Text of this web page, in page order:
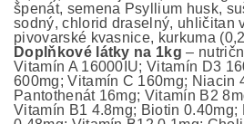
špenát, semena Psyllium husk,
sodný, chlorid draselný, uhličitan
pivovarské kvasnice, kurkuma
Doplňkové látky na 1kg–
Vitamín A 16000IU; Vitamín D3
600mg; Vitamín C 160mg; Niacin
Pantothenát 16mg; Vitamín B2
Vitamín B1 4.8mg; Biotin 0.40mg;